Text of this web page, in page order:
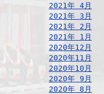
2021年 4月
2021年 3月
2021年 2月
2021年 1月
2020年12月
2020年11月
2020年10月
2020年 9月
2020年 8月